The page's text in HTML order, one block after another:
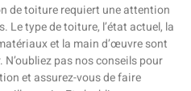
de toiture requiert une attention
Le type de toiture, l’état actuel, la
et la main d’œuvre sont
pas nos conseils pour
et assurez-vous de faire